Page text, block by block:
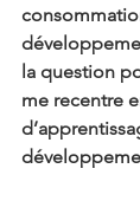
la question
me recentre